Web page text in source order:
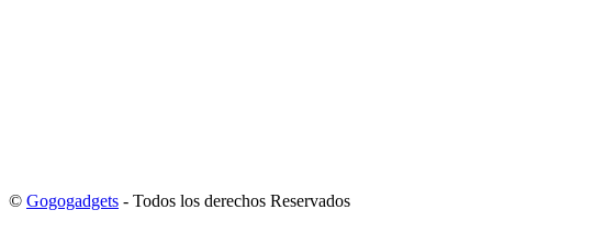
© Gogogadgets - Todos los derechos Reservados